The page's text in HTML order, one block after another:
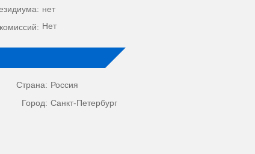
нет
Нет
Страна: Россия
Город: Санкт-Петербург